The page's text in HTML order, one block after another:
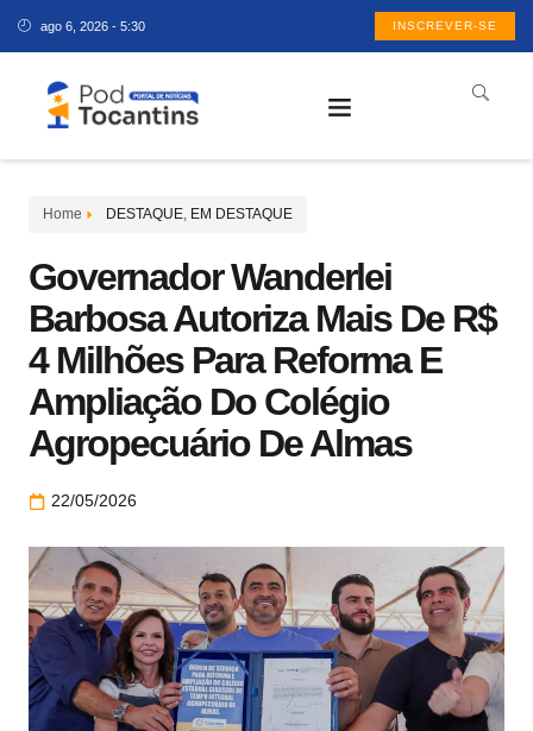
ago 6, 2026 - 5:30 INSCREVER-SE
Home DESTAQUE, EM DESTAQUE
Governador Wanderlei
Barbosa Autoriza Mais De R$
4 Milhões Para Reforma E
Ampliação Do Colégio
Agropecuário De Almas
22/05/2026